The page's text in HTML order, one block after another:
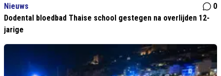
Nieuws
0
Dodental bloedbad Thaise school gestegen na overlijden 12-
jarige